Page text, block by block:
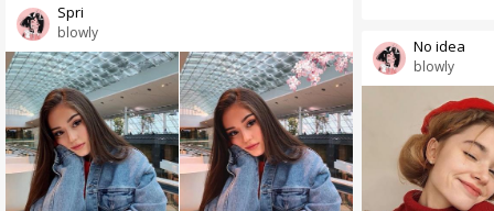
blowly
Spri
blowly
No idea